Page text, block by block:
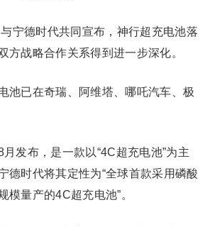
宁德时代共同宣布，神行超充电池落
方战略合作关系得到进一步深化。
池已在奇瑞、阿维塔、哪吒汽车、极
发布，是一款以“4C超充电池”为主
德时代将其定性为“全球首款采用磷酸
模量产的4C超充电池”。